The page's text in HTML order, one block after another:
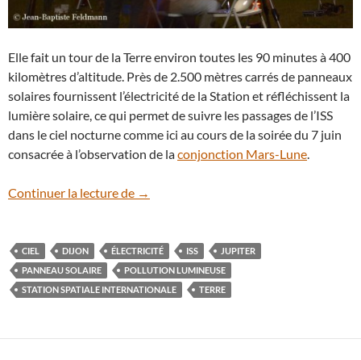
Elle fait un tour de la Terre environ toutes les 90 minutes à 400
kilomètres d’altitude. Près de 2.500 mètres carrés de panneaux
solaires fournissent l’électricité de la Station et réfléchissent la
lumière solaire, ce qui permet de suivre les passages de l’ISS
dans le ciel nocturne comme ici au cours de la soirée du 7 juin
consacrée à l’observation de laconjonction Mars-Lune
Continuer la lecture de La Station spatiale
→
CIEL DIJON ÉLECTRICITÉ ISS
JUPITER
PANNEAU SOLAIRE
POLLUTION LUMINEUSE
STATION SPATIALE INTERNATIONALE
TERRE